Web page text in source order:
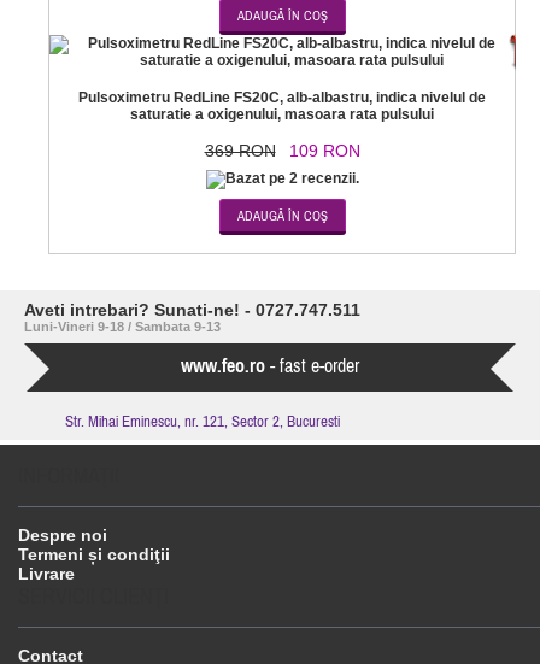
Pulsoximetru RedLine FS20C, alb-albastru, indica nivelul de
saturatie a oxigenului, masoara rata pulsului
369 RON 109 RON
Aveti intrebari? Sunati-ne! - 0727.747.511
Luni-Vineri 9-18 / Sambata 9-13
www.feo.ro - fast e-order
Str. Mihai Eminescu, nr. 121, Sector 2, Bucuresti
Despre noi
Termeni și condiţii
Livrare
Contact